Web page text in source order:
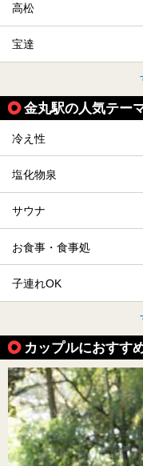
高松
宝達
金丸駅の人気テー
冷え性
塩化物泉
サウナ
お食事・食事処
子連れOK
カップルにおすす